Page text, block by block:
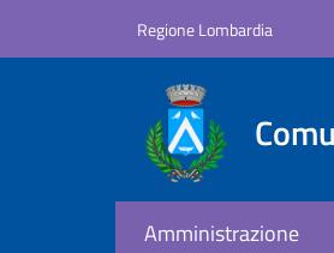
Regione Lombardia
Amministrazione